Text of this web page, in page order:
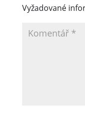
Vyžadované